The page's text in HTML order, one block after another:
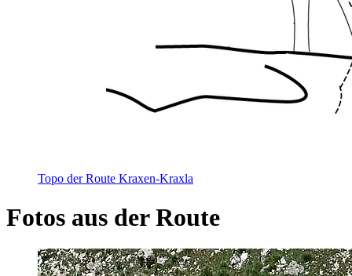
Topo der Route Kraxen-Kraxla
Fotos aus der Route